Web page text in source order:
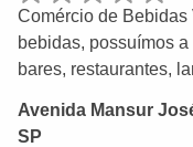
Comércio de
bebidas, possuímos
bares, restaurantes,
Avenida Mansur
SP